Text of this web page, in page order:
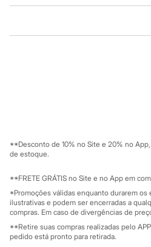
Naruto
Stitch
Shampoo
Tratamento
Cuidados com o corpo
Hidratante
Protetor solar
Tratamento
Cuidados com o rosto
Esfoliante
Hidratante
Protetor solar
Mapa do site
Investidores
Privacidade
Configuração de cookies
Minha privacidade
**Desconto de 10% no Site e 20% no
de estoque.
**FRETE GRÁTIS no Site e no App em
*Promoções válidas enquanto durarem
ilustrativas e podem ser encerradas a
compras. Em caso de divergências de
**Retire suas compras realizadas pelo
pedido está pronto para retirada.